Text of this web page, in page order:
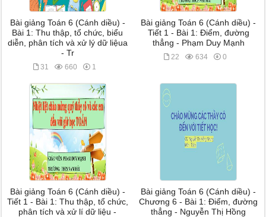
Bài giảng Toán 6 (Cánh diều) -
Bài 1: Thu thập, tổ chức, biểu
diễn, phân tích và xử lý dữ liệua
- Tr
31 660 1
Bài giảng Toán 6 (Cánh diều) -
Tiết 1 - Bài 1: Điểm, đường
thẳng - Phạm Duy Mạnh
22 634 0
Bài giảng Toán 6 (Cánh diều) -
Tiết 1 - Bài 1: Thu thập, tổ chức,
phân tích và xử lí dữ liệu -
Bài giảng Toán 6 (Cánh diều) -
Chương 6 - Bài 1: Điểm, đường
thẳng - Nguyễn Thị Hồng